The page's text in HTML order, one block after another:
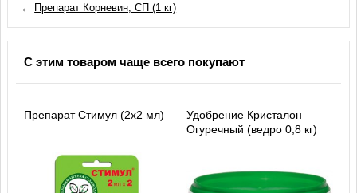
← Препарат Корневин, СП (1 кг)
С этим товаром чаще всего покупают
Препарат Стимул (2х2 мл)
Удобрение Кристалон
Огуречный (ведро 0,8 кг)